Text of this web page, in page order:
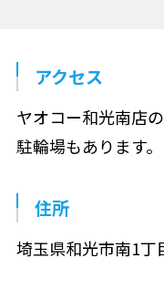
アクセス
ヤオコー和光南店
駐輪場もあります。
住所
埼玉県和光市南1